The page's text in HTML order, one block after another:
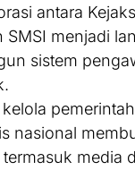
antara
SMSI menjadi
sistem
kelola
nasional
media